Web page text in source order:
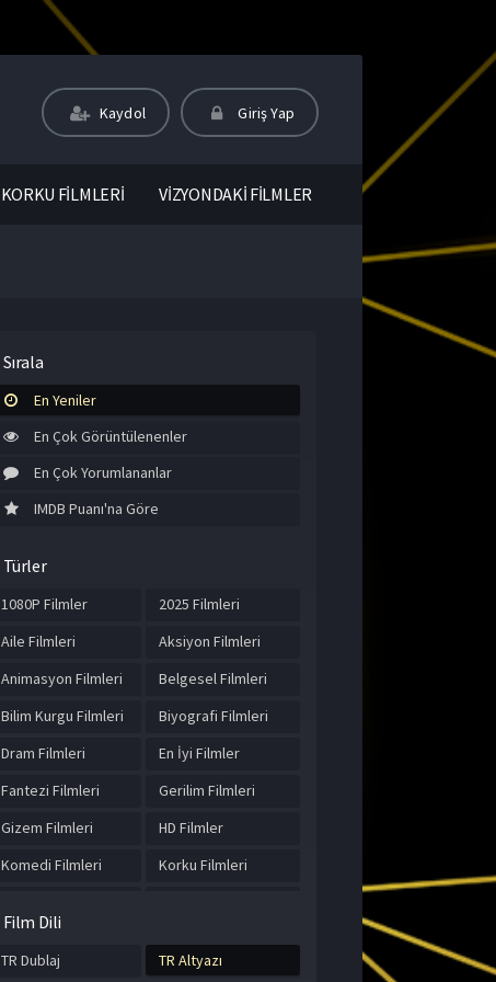
Kaydol Giriş Yap
KORKU FİLMLERİ VİZYONDAKİ FİLMLER
Sırala
En Yeniler
En Çok Görüntülenenler
En Çok Yorumlananlar
IMDB Puanı'na Göre
Türler
1080P Filmler
2025 Filmleri
Aile Filmleri
Aksiyon Filmleri
Animasyon Filmleri
Belgesel Filmleri
Bilim Kurgu Filmleri
Biyografi Filmleri
Dram Filmleri
En İyi Filmler
Fantezi Filmleri
Gerilim Filmleri
Gizem Filmleri
HD Filmler
Komedi Filmleri
Korku Filmleri
Tarih Filmleri
Film Dili
TR Dublaj TR Altyazı